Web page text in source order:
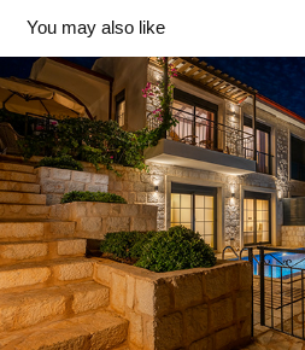
You may also like
MİMARİ
2023